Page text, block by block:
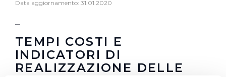
Data aggiornamento: 31.01.2020
TEMPI COSTI E
INDICATORI DI
REALIZZAZIONE DELLE